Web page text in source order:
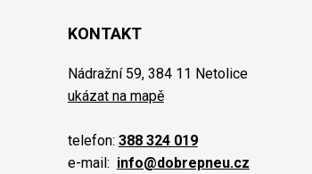
KONTAKT
Nádražní 59, 384 11 Netolice
ukázat na mapě
telefon: 388 324 019
e-mail: info@dobrepneu.cz